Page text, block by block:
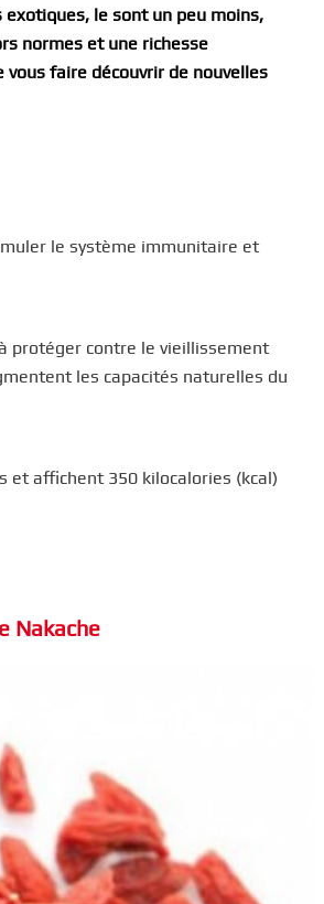
exotiques, le sont un peu moins,
normes et une richesse
faire découvrir de nouvelles
le système immunitaire et
protéger contre le vieillissement
les capacités naturelles du
et affichent 350 kilocalories (kcal)
Nakache